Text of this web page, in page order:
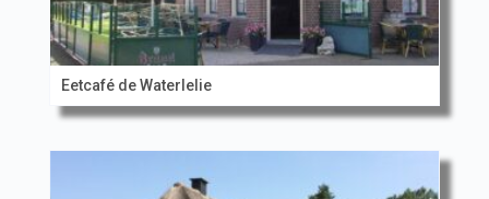
Eetcafé de Waterlelie